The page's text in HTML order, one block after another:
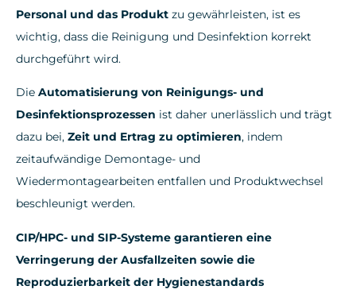
Personal und das Produkt zu gewährleisten, ist es
wichtig, dass die Reinigung und Desinfektion korrekt
durchgeführt wird.
Die Automatisierung von Reinigungs- und
Desinfektionsprozessen ist daher unerlässlich und trägt
dazu bei, Zeit und Ertrag zu optimieren, indem
zeitaufwändige Demontage- und
Wiedermontagearbeiten entfallen und Produktwechsel
beschleunigt werden.
CIP/HPC- und SIP-Systeme garantieren eine
Verringerung der Ausfallzeiten sowie die
Reproduzierbarkeit der Hygienestandards